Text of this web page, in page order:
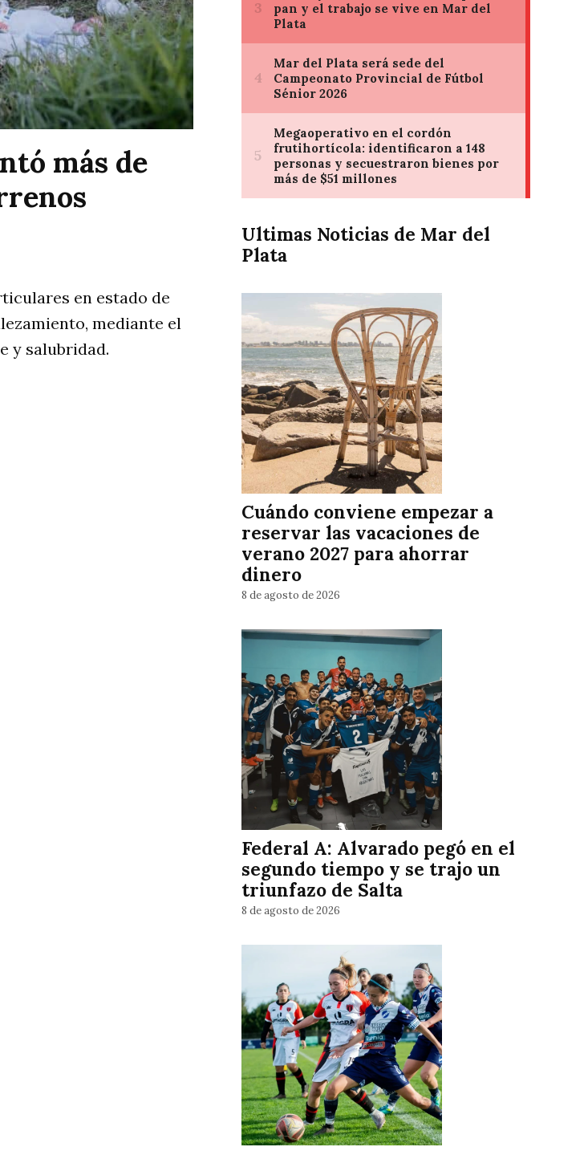
más de
en estado de
mediante el
y salubridad.
Ultimas Noticias de Mar del
Plata
Cuándo conviene empezar a
reservar las vacaciones de
verano 2027 para ahorrar
dinero
8 de agosto de 2026
Federal A: Alvarado pegó en el
segundo tiempo y se trajo un
triunfazo de Salta
8 de agosto de 2026